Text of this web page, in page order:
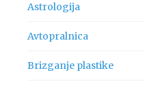
Astrologija
Avtopralnica
Brizganje plastike